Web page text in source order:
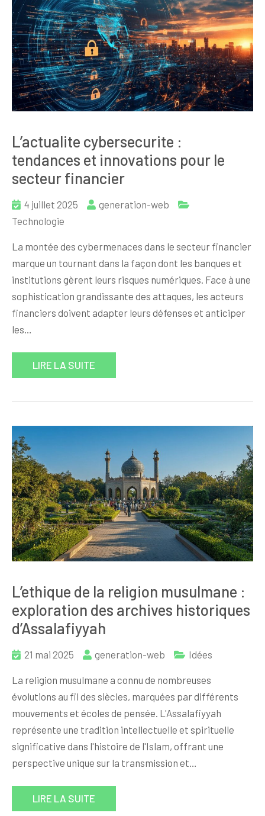
L’actualite cybersecurite :
tendances et innovations pour le
secteur financier
4 juillet 2025
generation-web
Technologie
La montée des cybermenaces dans le secteur financier
marque un tournant dans la façon dont les banques et
institutions gèrent leurs risques numériques. Face à une
sophistication grandissante des attaques, les acteurs
financiers doivent adapter leurs défenses et anticiper
les…
LIRE LA SUITE
L’ethique de la religion musulmane :
exploration des archives historiques
d’Assalafiyyah
21 mai 2025 generation-web Idées
La religion musulmane a connu de nombreuses
évolutions au fil des siècles, marquées par différents
mouvements et écoles de pensée. L'Assalafiyyah
représente une tradition intellectuelle et spirituelle
significative dans l'histoire de l'Islam, offrant une
perspective unique sur la transmission et…
LIRE LA SUITE